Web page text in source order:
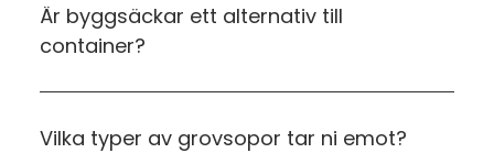
Är byggsäckar ett alternativ till
container?
Vilka typer av grovsopor tar ni emot?